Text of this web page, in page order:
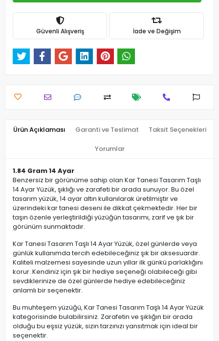
Güvenli Alışveriş İade ve Değişim
Ürün Açıklaması Garanti ve Teslimat Taksit Seçenekleri
Yorumlar
1.84 Gram 14 Ayar
Benzersiz bir görünüme sahip olan Kar Tanesi Tasarım Taşlı
14 Ayar Yüzük, şıklığı ve zarafeti bir arada sunuyor. Bu özel
tasarım yüzük, 14 ayar altın kullanılarak üretilmiştir ve
üzerindeki kar tanesi deseni ile dikkat çekmektedir. Her bir
taşın özenle yerleştirildiği yüzüğün tasarımı, zarif ve şık bir
görünüm sunmaktadır.
Kar Tanesi Tasarım Taşlı 14 Ayar Yüzük, özel günlerde veya
günlük kullanımda tercih edebileceğiniz şık bir aksesuardır.
Kaliteli malzemesi sayesinde uzun yıllar ilk günkü parlaklığını
korur. Kendiniz için şık bir hediye seçeneği olabileceği gibi
sevdiklerinize de özel günlerde hediye edebileceğiniz
anlamlı bir seçenektir.
Bu muhteşem yüzüğü, Kar Tanesi Tasarım Taşlı 14 Ayar Yüzük
kategorisinde bulabilirsiniz. Zarafetin ve şıklığın bir arada
olduğu bu eşsiz yüzük, sizin tarzınızı yansıtmak için ideal bir
seçenektir.